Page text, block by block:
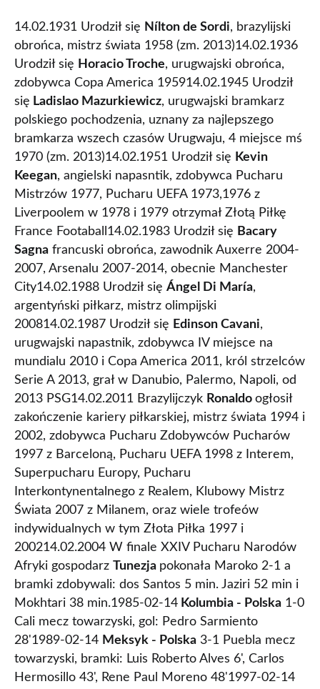
14.02.1931 Urodził się Nílton de Sordi, brazylijski
obrońca, mistrz świata 1958 (zm. 2013)14.02.1936
Urodził się Horacio Troche, urugwajski obrońca,
zdobywca Copa America 195914.02.1945 Urodził
się Ladislao Mazurkiewicz, urugwajski bramkarz
polskiego pochodzenia, uznany za najlepszego
bramkarza wszech czasów Urugwaju, 4 miejsce mś
1970 (zm. 2013)14.02.1951 Urodził się Kevin
Keegan, angielski napasntik, zdobywca Pucharu
Mistrzów 1977, Pucharu UEFA 1973,1976 z
Liverpoolem w 1978 i 1979 otrzymał Złotą Piłkę
France Footaball14.02.1983 Urodził się Bacary
Sagna francuski obrońca, zawodnik Auxerre 2004-
2007, Arsenalu 2007-2014, obecnie Manchester
City14.02.1988 Urodził się Ángel Di María,
argentyński piłkarz, mistrz olimpijski
200814.02.1987 Urodził się Edinson Cavani,
urugwajski napastnik, zdobywca IV miejsce na
mundialu 2010 i Copa America 2011, król strzelców
Serie A 2013, grał w Danubio, Palermo, Napoli, od
2013 PSG14.02.2011 Brazylijczyk Ronaldo ogłosił
zakończenie kariery piłkarskiej, mistrz świata 1994 i
2002, zdobywca Pucharu Zdobywców Pucharów
1997 z Barceloną, Pucharu UEFA 1998 z Interem,
Superpucharu Europy, Pucharu
Interkontynentalnego z Realem, Klubowy Mistrz
Świata 2007 z Milanem, oraz wiele trofeów
indywidualnych w tym Złota Piłka 1997 i
200214.02.2004 W finale XXIV Pucharu Narodów
Afryki gospodarz Tunezja pokonała Maroko 2-1 a
bramki zdobywali: dos Santos 5 min. Jaziri 52 min i
Mokhtari 38 min.1985-02-14 Kolumbia - Polska 1-0
Cali mecz towarzyski, gol: Pedro Sarmiento
28'1989-02-14 Meksyk - Polska 3-1 Puebla mecz
towarzyski, bramki: Luis Roberto Alves 6', Carlos
Hermosillo 43', Rene Paul Moreno 48'1997-02-14